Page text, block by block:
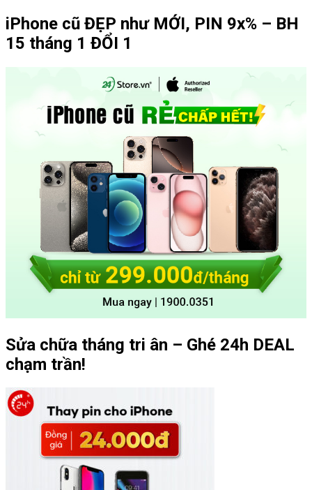
iPhone cũ ĐẸP như MỚI, PIN 9x% – BH
15 tháng 1 ĐỔI 1
Sửa chữa tháng tri ân – Ghé 24h DEAL
chạm trần!